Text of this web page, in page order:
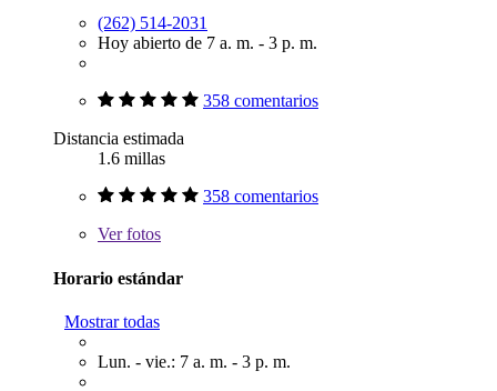
(262) 514-2031
Hoy abierto de 7 a. m. - 3 p. m.
358 comentarios
Distancia estimada
1.6 millas
358 comentarios
Verfotos
Horario estándar
Mostrar todas
Lun. - vie.: 7 a. m. - 3 p. m.